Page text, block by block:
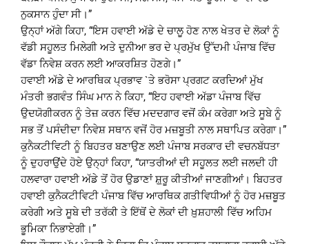
ਨੁਕਸਾਨ ਹੁੰਦਾ ਸੀ।”
ਉਨ੍ਹਾਂ ਅੱਗੇ ਕਿਹਾ, “ਇਸ ਹਵਾਈ ਅੱਡੇ ਦੇ ਚਾਲੂ ਹੋਣ ਨਾਲ ਖੇਤਰ ਦੇ ਲੋਕਾਂ ਨੂੰ
ਵੱਡੀ ਸਹੂਲਤ ਮਿਲੇਗੀ ਅਤੇ ਦੁਨੀਆ ਭਰ ਦੇ ਪ੍ਰਮੁੱਖ ਉੱਦਮੀ ਪੰਜਾਬ ਵਿੱਚ
ਵੱਡਾ ਨਿਵੇਸ਼ ਕਰਨ ਲਈ ਆਕਰਸ਼ਿਤ ਹੋਣਗੇ।”
ਹਵਾਈ ਅੱਡੇ ਦੇ ਆਰਥਿਕ ਪ੍ਰਭਾਵ `ਤੇ ਭਰੋਸਾ ਪ੍ਰਗਟ ਕਰਦਿਆਂ ਮੁੱਖ
ਮੰਤਰੀ ਭਗਵੰਤ ਸਿੰਘ ਮਾਨ ਨੇ ਕਿਹਾ, “ਇਹ ਹਵਾਈ ਅੱਡਾ ਪੰਜਾਬ ਵਿੱਚ
ਉਦਯੋਗੀਕਰਨ ਨੂੰ ਤੇਜ਼ ਕਰਨ ਵਿੱਚ ਮਦਦਗਾਰ ਵਜੋਂ ਕੰਮ ਕਰੇਗਾ ਅਤੇ ਸੂਬੇ ਨੂੰ
ਸਭ ਤੋਂ ਪਸੰਦੀਦਾ ਨਿਵੇਸ਼ ਸਥਾਨ ਵਜੋਂ ਹੋਰ ਮਜ਼ਬੂਤੀ ਨਾਲ ਸਥਾਪਿਤ ਕਰੇਗਾ।”
ਕੁਨੈਕਟੀਵਿਟੀ ਨੂੰ ਬਿਹਤਰ ਬਣਾਉਣ ਲਈ ਪੰਜਾਬ ਸਰਕਾਰ ਦੀ ਵਚਨਬੱਧਤਾ
ਨੂੰ ਦੁਹਰਾਉਂਦੇ ਹੋਏ ਉਨ੍ਹਾਂ ਕਿਹਾ, “ਯਾਤਰੀਆਂ ਦੀ ਸਹੂਲਤ ਲਈ ਜਲਦੀ ਹੀ
ਹਲਵਾਰਾ ਹਵਾਈ ਅੱਡੇ ਤੋਂ ਹੋਰ ਉਡਾਣਾਂ ਸ਼਼ੁਰੂ ਕੀਤੀਆਂ ਜਾਣਗੀਆਂ। ਬਿਹਤਰ
ਹਵਾਈ ਕੁਨੈਕਟੀਵਿਟੀ ਪੰਜਾਬ ਵਿੱਚ ਆਰਥਿਕ ਗਤੀਵਿਧੀਆਂ ਨੂੰ ਹੋਰ ਮਜ਼ਬੂਤ
ਕਰੇਗੀ ਅਤੇ ਸੂਬੇ ਦੀ ਤਰੱਕੀ ਤੇ ਇੱਥੋਂ ਦੇ ਲੋਕਾਂ ਦੀ ਖ਼ੁਸ਼ਹਾਲੀ ਵਿੱਚ ਅਹਿਮ
ਭੂਮਿਕਾ ਨਿਭਾਏਗੀ।”